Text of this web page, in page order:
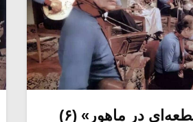
در ماهور» (۶)